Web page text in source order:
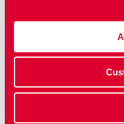
Med slidsamlag menar
om­ sluts av slidan och
förs in eller omsluts av
Om man vill ha